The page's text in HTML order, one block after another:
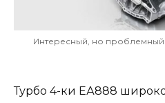
Интересный, но проблемный
Турбо 4-ки ЕА888